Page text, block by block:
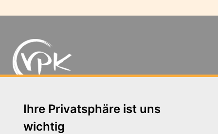
Ihre Privatsphäre ist uns
wichtig
Michaelkirchstr. 17/18 - 10179 Berlin
Telefon: 030 – 58 58 17 16 01
E-Mail: info@vpk.de